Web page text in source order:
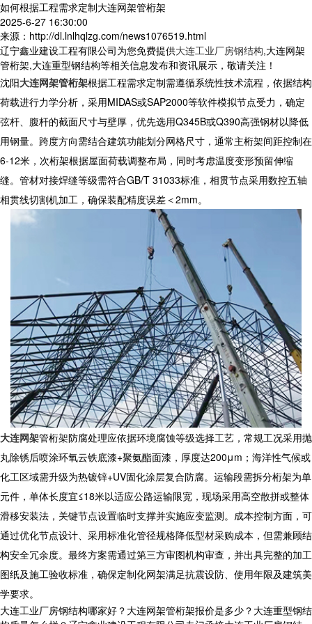
如何根据工程需求定制大连网架管桁架
2025-6-27 16:30:00
来源：http://dl.lnlhqlzg.com/news1076519.html
辽宁鑫业建设工程有限公司为您免费提供大连工业厂房钢结构,大连网架
管桁架,大连重型钢结构等相关信息发布和资讯展示，敬请关注！
沈阳大连网架管桁架根据工程需求定制需遵循系统性技术流程，依据结构
荷载进行力学分析，采用MIDAS或SAP2000等软件模拟节点受力，确定
弦杆、腹杆的截面尺寸与壁厚，优先选用Q345B或Q390高强钢材以降低
用钢量。跨度方向需结合建筑功能划分网格尺寸，通常主桁架间距控制在
6-12米，次桁架根据屋面荷载调整布局，同时考虑温度变形预留伸缩
缝。管材对接焊缝等级需符合GB/T 31033标准，相贯节点采用数控五轴
相贯线切割机加工，确保装配精度误差＜2mm。
大连网架管桁架防腐处理应依据环境腐蚀等级选择工艺，常规工况采用抛
丸除锈后喷涂环氧云铁底漆+聚氨酯面漆，厚度达200μm；海洋性气候或
化工区域需升级为热镀锌+UV固化涂层复合防腐。运输段需拆分桁架为单
元件，单体长度宜≤18米以适应公路运输限宽，现场采用高空散拼或整体
滑移安装法，关键节点设置临时支撑并实施应变监测。成本控制方面，可
通过优化节点设计、采用标准化管径规格降低型材采购成本，但需兼顾结
构安全冗余度。最终方案需通过第三方审图机构审查，并出具完整的加工
图纸及施工验收标准，确保定制化网架满足抗震设防、使用年限及建筑美
学要求。
大连工业厂房钢结构哪家好？大连网架管桁架报价是多少？大连重型钢结